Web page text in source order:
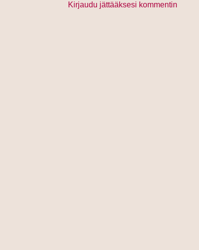
Kirjaudu jättääksesi kommentin